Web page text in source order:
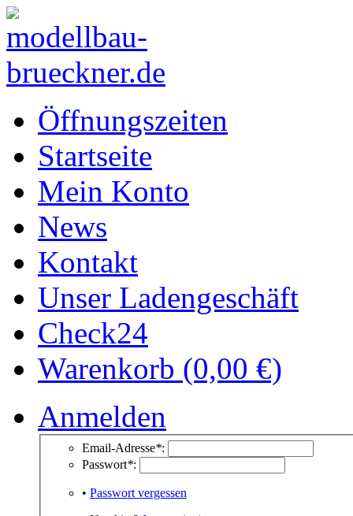
Öffnungszeiten
Startseite
Mein Konto
News
Kontakt
Unser Ladengeschäft
Check24
Warenkorb (0,00 €)
Anmelden
Email-Adresse*:
Passwort*:
• Passwort vergessen